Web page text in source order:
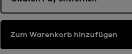
Zum Warenkorb hinzufügen